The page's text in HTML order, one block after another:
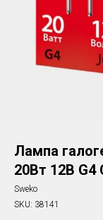
Лампа
20Вт 12В G4
Sweko
SKU: 38141